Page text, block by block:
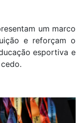
um marco
e reforçam o
esportiva e